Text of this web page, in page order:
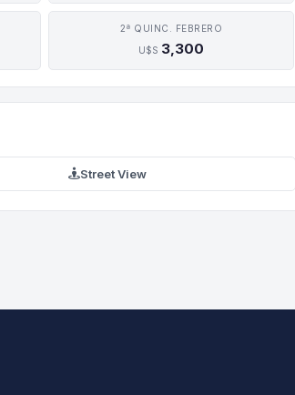
2ª QUINC. FEBRERO
U$S 3,300
Street View